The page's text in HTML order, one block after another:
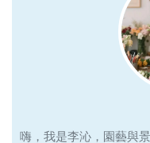
嗨，我是李沁，園藝與